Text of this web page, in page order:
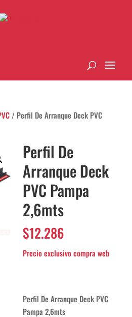
/ Perfil De Arranque Deck PVC
Perfil De
Arranque Deck
PVC Pampa
2,6mts
$12.286
Perfil De Arranque Deck PVC
Pampa 2,6mts